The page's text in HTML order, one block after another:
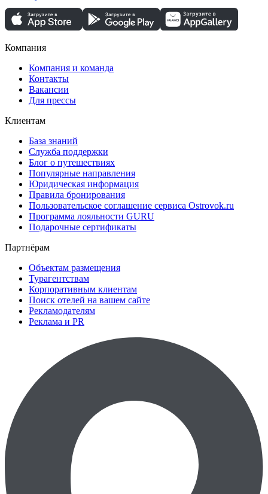
Компания
Компания и команда
Контакты
Вакансии
Для прессы
Клиентам
База знаний
Служба поддержки
Блог о путешествиях
Популярные направления
Юридическая информация
Правила бронирования
Пользовательское соглашение сервиса Ostrovok.ru
Программа лояльности GURU
Подарочные сертификаты
Партнёрам
Объектам размещения
Турагентствам
Корпоративным клиентам
Поиск отелей на вашем сайте
Рекламодателям
Реклама и PR